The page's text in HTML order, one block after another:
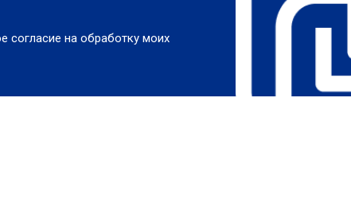
согласие на обработку моих